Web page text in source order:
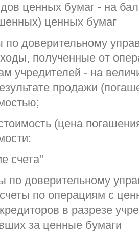
ценных бумаг - на
ценных бумаг
по доверительному
полученные от
учредителей - на
продажи
(цена
счета"
по доверительному
по операциям с
в разрезе
за ценные бумаги